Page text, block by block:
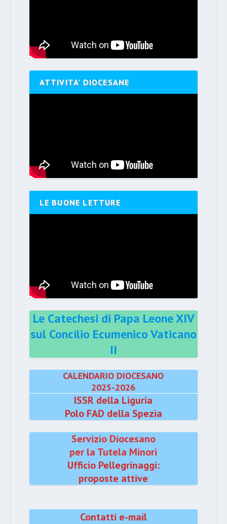
ATTIVITA’ DIOCESANE
LE BUONE LETTURE
Le Catechesi di Papa Leone XIV
sul Concilio Ecumenico Vaticano
II
CALENDARIO DIOCESANO
2025-2026
ISSR della Liguria
Polo FAD della Spezia
Servizio Diocesano
per la Tutela Minori
Ufficio Pellegrinaggi:
proposte attive
Contatti e-mail